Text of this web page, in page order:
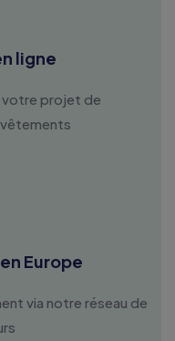
ligne
votre projet de
Europe
via notre réseau de